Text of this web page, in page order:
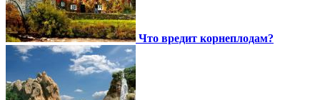
Что вредит корнеплодам?